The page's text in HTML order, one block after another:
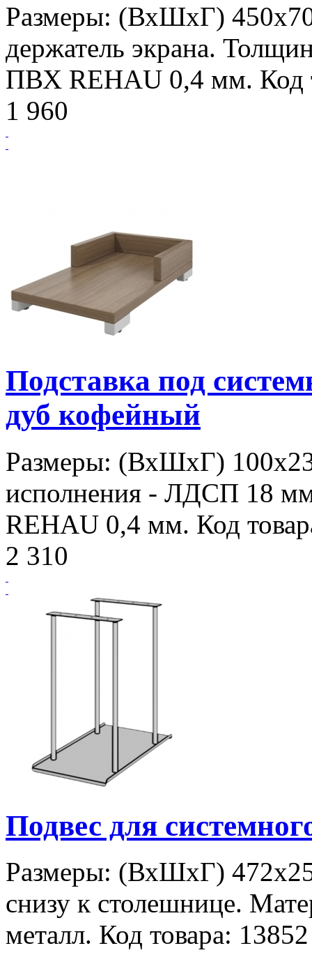
Размеры: (ВхШхГ)
держатель экрана.
ПВХ REHAU 0,4 мм. Код
1 960
Подставка под
дуб кофейный
Размеры: (ВхШхГ)
исполнения - ЛДСП 18
REHAU 0,4 мм. Код
2 310
Подвес для
Размеры: (ВхШхГ)
снизу к столешнице.
металл. Код товара: 13852